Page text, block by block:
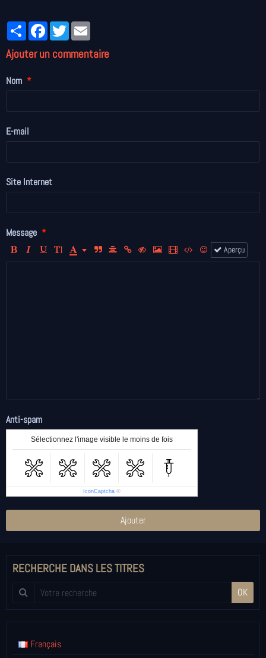
PartagerFacebookTwitter
Ajouter un commentaire
Nom
E-mail
Site Internet
Message
Aperçu
Anti-spam
Sélectionnez l'image visible le moins de fois
IconCaptcha ©
Ajouter
RECHERCHE DANS LES TITRES
OK
Français